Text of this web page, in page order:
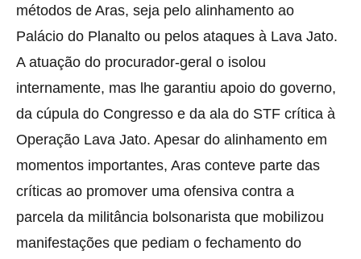
métodos de Aras, seja pelo alinhamento ao
Palácio do Planalto ou pelos ataques à Lava Jato.
A atuação do procurador-geral o isolou
internamente, mas lhe garantiu apoio do governo,
da cúpula do Congresso e da ala do STF crítica à
Operação Lava Jato. Apesar do alinhamento em
momentos importantes, Aras conteve parte das
críticas ao promover uma ofensiva contra a
parcela da militância bolsonarista que mobilizou
manifestações que pediam o fechamento do